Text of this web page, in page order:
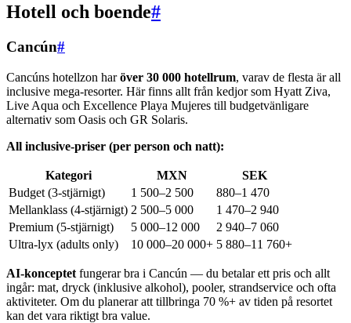
Hotell och boende#
Cancún#
Cancúns hotellzon haröver 30 000 hotellrum, varav de flesta är all
inclusive mega-resorter. Här finns allt från kedjor som Hyatt Ziva,
Live Aqua och Excellence Playa Mujeres till budgetvänligare
alternativ som Oasis och GR Solaris.
All inclusive-priser (per person och natt):
Kategori MXN
SEK
Budget (3-stjärnigt)
1 500–2 500
880–1 470
Mellanklass (4-stjärnigt) 2 500–5 000
1 470–2 940
Premium (5-stjärnigt)
5 000–12 000
2 940–7 060
Ultra-lyx (adults only)
10 000–20 000+ 5 880–11 760+
AI-konceptet fungerar bra i Cancún — du betalar ett pris och allt
ingår: mat, dryck (inklusive alkohol), pooler, strandservice och ofta
aktiviteter. Om du planerar att tillbringa 70 %+ av tiden på resortet
kan det vara riktigt bra value.